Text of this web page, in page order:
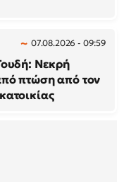
07.08.2026 - 09:59
Νεκρή
πτώση από τον